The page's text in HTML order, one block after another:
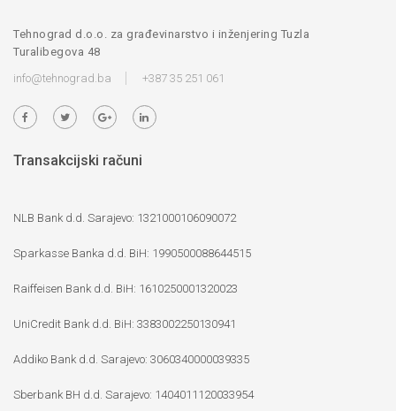
Tehnograd d.o.o. za građevinarstvo i inženjering Tuzla
Turalibegova 48
info@tehnograd.ba
+387 35 251 061
Transakcijski računi
NLB Bank d.d. Sarajevo: 1321000106090072
Sparkasse Banka d.d. BiH: 1990500088644515
Raiffeisen Bank d.d. BiH: 1610250001320023
UniCredit Bank d.d. BiH: 3383002250130941
Addiko Bank d.d. Sarajevo: 3060340000039335
Sberbank BH d.d. Sarajevo: 1404011120033954